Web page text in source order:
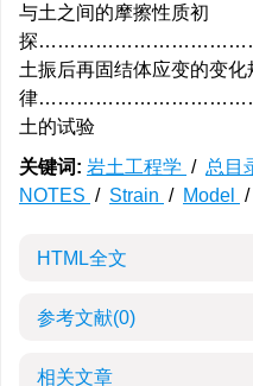
与土之间的摩擦性质初
探
土振后再固结体应变的变化
律
土的试验
关键词: 岩土工程学 / 总目
NOTES / Strain / Model /
HTML全文
参考文献(0)
相关文章